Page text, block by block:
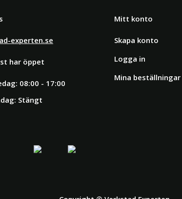
experten.se
har öppet
08:00 - 17:00
Stängt
Mitt konto
Skapa konto
Logga in
Mina beställningar